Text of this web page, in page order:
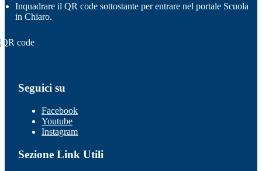
Inquadrare il QR code sottostante per entrare nel portale Scuola
in Chiaro.
Seguici su
Facebook
Youtube
Instagram
Sezione Link Utili